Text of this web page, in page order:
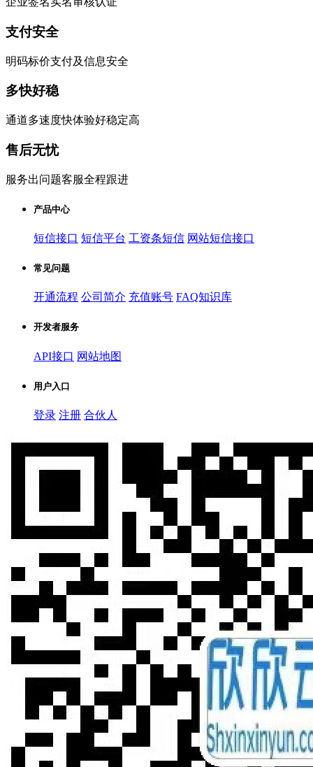
支付安全
明码标价支付及信息安全
多快好稳
通道多速度快体验好稳定高
售后无忧
服务出问题客服全程跟进
产品中心
短信接口 短信平台 工资条短信 网站短信接口
常见问题
开通流程 公司简介 充值账号 FAQ知识库
开发者服务
API接口 网站地图
用户入口
登录 注册 合伙人